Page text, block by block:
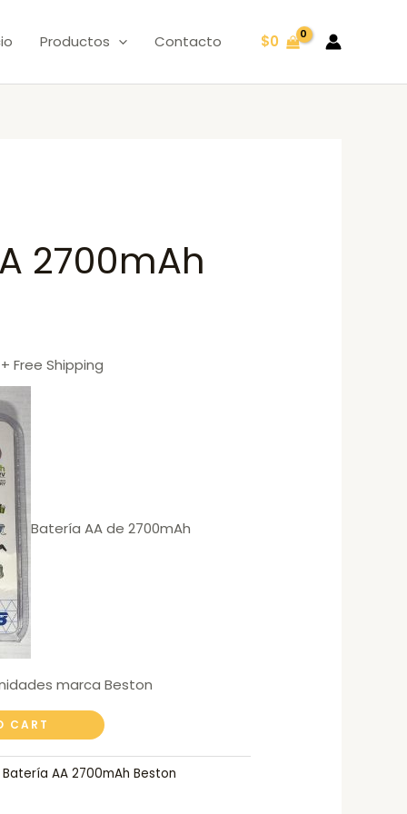
Productos Contacto $0
2700mAh
+ Free Shipping
Batería AA de 2700mAh
marca Beston
CART
Batería AA 2700mAh Beston